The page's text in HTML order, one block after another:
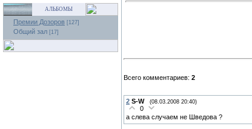
АЛЬБОМЫ
Премии Дозоров [127]
Общий зал [17]
Всего комментариев: 2
2 S-W (08.03.2008 20:40)
0
а слева случаем не Шведова ?